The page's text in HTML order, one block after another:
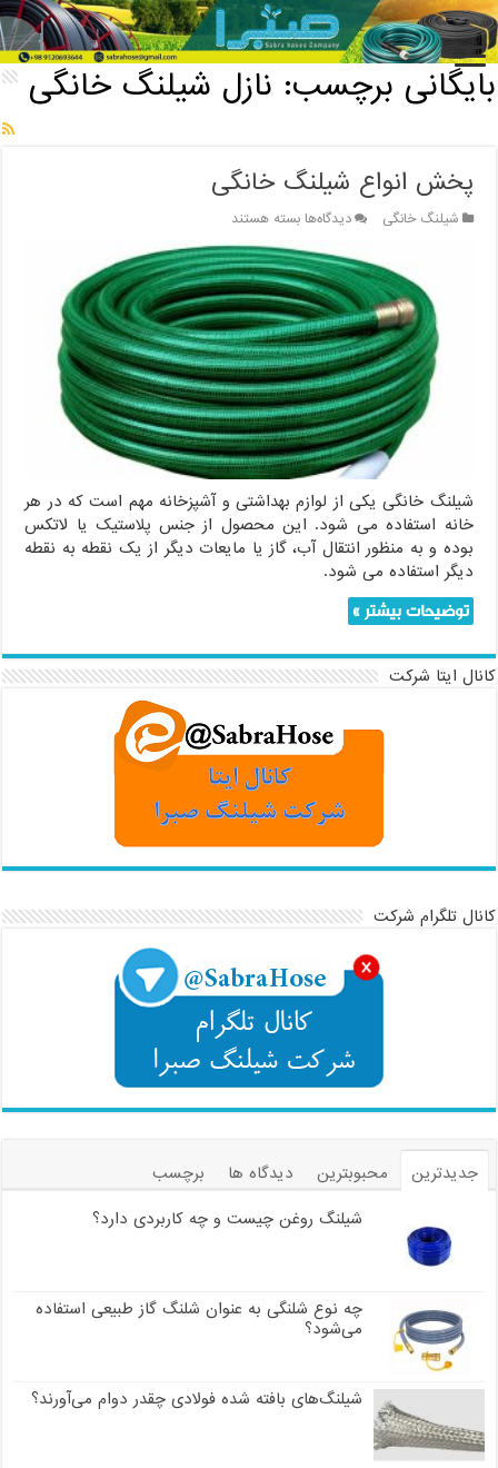
خانه / بایگانی برچسب: نازل شیلنگ خانگی
بایگانی برچسب: نازل شیلنگ خانگی
پخش انواع شیلنگ خانگی
شیلنگ خانگی دیدگاه‌هابرای
انواع
شیلنگ
خانگی
بسته هستند
شیلنگ خانگی یکی از لوازم بهداشتی و آشپزخانه مهم است که در هر
خانه استفاده می شود. این محصول از جنس پلاستیک یا لاتکس
بوده و به منظور انتقال آب، گاز یا مایعات دیگر از یک نقطه به نقطه
دیگر استفاده می شود.
توضیحات بیشتر »
کانال ایتا شرکت
کانال تلگرام شرکت
جدیدترین محبوبترین دیدگاه ها
برچسب
شیلنگ روغن چیست و چه کاربردی دارد؟
چه نوع شلنگی به عنوان شلنگ گاز طبیعی استفاده
می‌شود؟
شیلنگ‌های بافته شده فولادی چقدر دوام می‌آورند؟